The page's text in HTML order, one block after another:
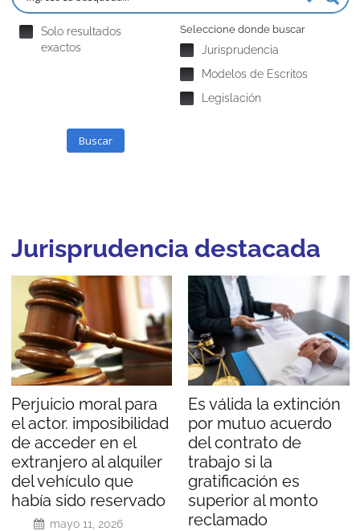
Solo resultados
exactos
Seleccione donde buscar
Jurisprudencia
Modelos de Escritos
Legislación
Buscar
Jurisprudencia destacada
Perjuicio moral para
el actor. imposibilidad
de acceder en el
extranjero al alquiler
del vehículo que
había sido reservado
mayo 11, 2026
Es válida la extinción
por mutuo acuerdo
del contrato de
trabajo si la
gratificación es
superior al monto
reclamado